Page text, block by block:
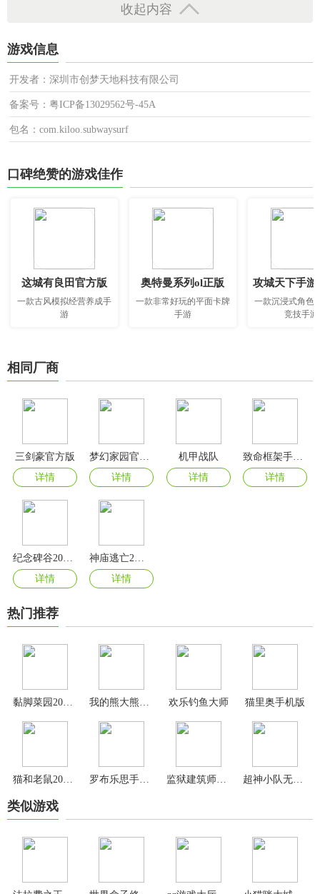
收起内容
游戏信息
开发者：深圳市创梦天地科技有限公司
备案号：粤ICP备13029562号-45A
包名：com.kiloo.subwaysurf
口碑绝赞的游戏佳作
这城有良田官方版
一款古风模拟经营养成手
游
奥特曼系列ol正版
一款非常好玩的平面卡牌
手游
攻城天下手游
一款沉浸式角色
竞技手游
相同厂商
三剑豪官方版
详情
详情
机甲战队
详情
详情
纪念碑谷2024最新版
详情
详情
热门推荐
黏脚菜园2024最新版 欢乐钓鱼大师 猫里奥手机版
猫和老鼠2024最新版 罗布乐思手机版 监狱建筑师手机汉化版 超神小队无限金币无限钻石版
类似游戏